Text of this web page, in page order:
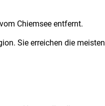
Chiemsee entfernt.
Sie erreichen die meisten